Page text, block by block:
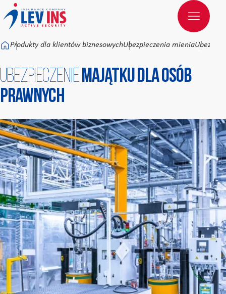
Към основното съдържание
Produkty dla klientów biznesowychUbezpieczenia mienia
Ubezpieczeniemajątku dla osób
prawnych